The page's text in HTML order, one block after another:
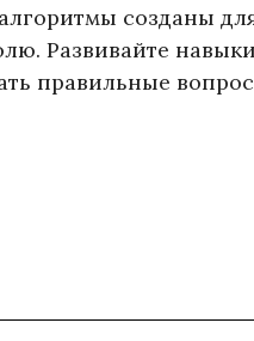
созданы
Развивайте
правильные